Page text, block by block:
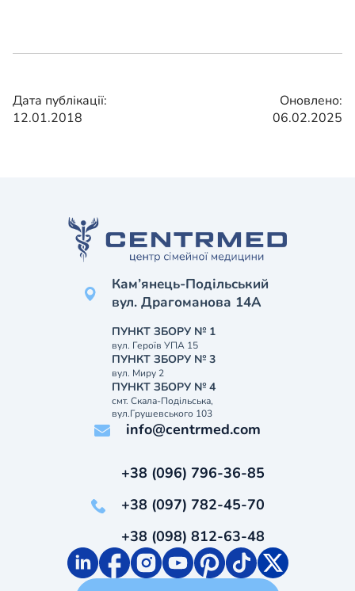
Дата публікації:
12.01.2018
Оновлено:
06.02.2025
Кам’янець-Подільський
вул. Драгоманова 14А
ПУНКТ ЗБОРУ № 1
вул. Героїв УПА 15
ПУНКТ ЗБОРУ № 3
вул. Миру 2
ПУНКТ ЗБОРУ № 4
смт. Скала-Подільська,
вул.Грушевського 103
info@centrmed.com
+38 (096) 796-36-85
+38 (097) 782-45-70
+38 (098) 812-63-48